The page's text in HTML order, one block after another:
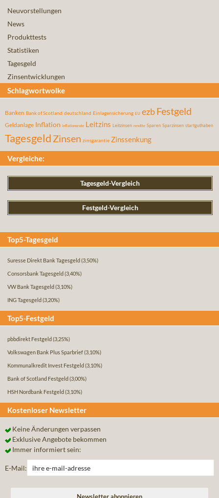
Neuvorstellungen
News
Produkttests
Statistiken
Tagesgeld
Zinsentwicklungen
Schlagwortwolke
Banken Bank of Scotland deutschland Einlagensicherung EU ezbFestgeld
Geldanlage Inflation inflationsrate Leitzins Leitzinsen rendite Sparen Sparzinsen startguthaben
Tagesgeld Zinsen zinsgarantie Zinssenkung
Vergleiche:
Tagesgeld-Vergleich
Festgeld-Vergleich
Top5-Tagesgeld
Suresse Direkt Bank Tagesgeld (3,50%)
Consorsbank Tagesgeld (3,40%)
VW Bank Tagesgeld (3,10%)
ING Tagesgeld (3,20%)
Top5-Festgeld
pbbdirekt Festgeld (3,25%)
Volkswagen Bank Plus Sparbrief(3,10%)
Kommunalkredit Invest Festgeld (3,10%)
Bank of Scotland Festgeld (3,00%)
HSH Nordbank Festgeld (3,10%)
Kostenloser Newsletter
Keine Änderungen verpassen
Exklusive Angebote bekommen
Immer informiert sein:
E-Mail: